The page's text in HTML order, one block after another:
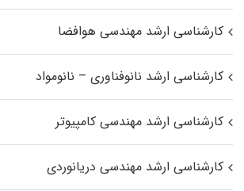
کارشناسی ارشد مهندسی هوافضا
کارشناسی ارشد نانوفناوری – نانومواد
کارشناسی ارشد مهندسی کامپیوتر
کارشناسی ارشد مهندسی دریانوردی